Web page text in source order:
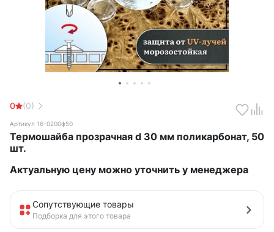
0 (0)
Артикул 16-0200ф50
Термошайба прозрачная d 30 мм поликарбонат, 50
шт.
Актуальную цену можно уточнить у менеджера
Сопутствующие товары
Подборка для этого товара